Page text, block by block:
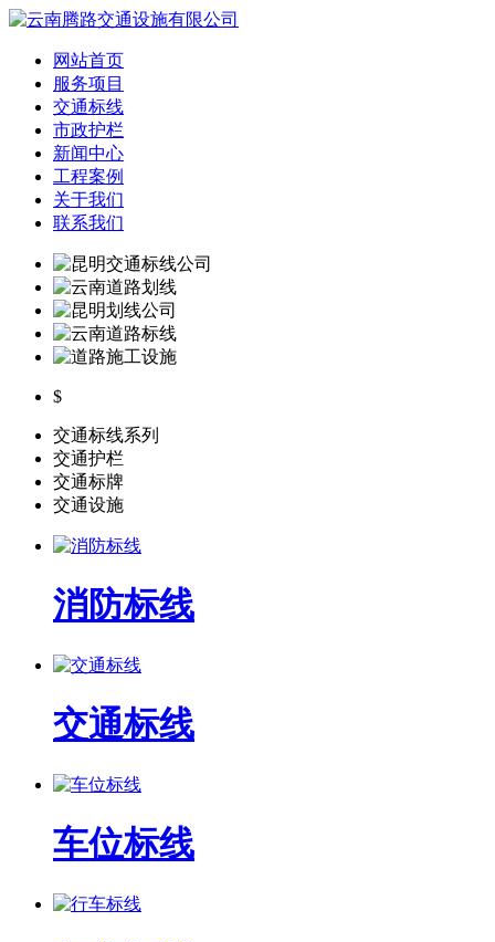
网站首页
服务项目
交通标线
市政护栏
新闻中心
工程案例
关于我们
联系我们
$
交通标线系列
交通护栏
交通标牌
交通设施
消防标线
交通标线
车位标线